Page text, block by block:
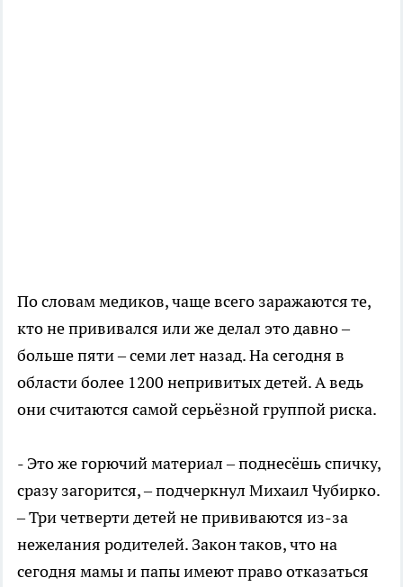
По словам медиков, чаще всего заражаются те,
кто не прививался или же делал это давно –
больше пяти – семи лет назад. На сегодня в
области более 1200 непривитых детей. А ведь
они считаются самой серьёзной группой риска.
- Это же горючий материал – поднесёшь спичку,
сразу загорится, – подчеркнул Михаил Чубирко.
– Три четверти детей не прививаются из-за
нежелания родителей. Закон таков, что на
сегодня мамы и папы имеют право отказаться